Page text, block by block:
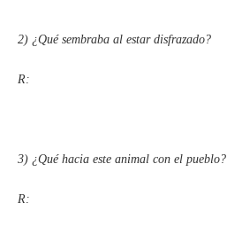
2) ¿Qué sembraba al estar disfrazado?
R:
3) ¿Qué hacia este animal con el pueblo?
R: